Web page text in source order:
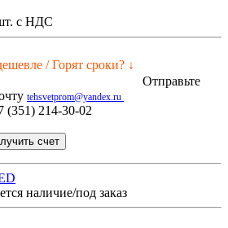
с НДС
/ Горят сроки? ↓
Отправьте
tehsvetprom@yandex.ru
(351) 214-30-02
счет
наличие/под заказ